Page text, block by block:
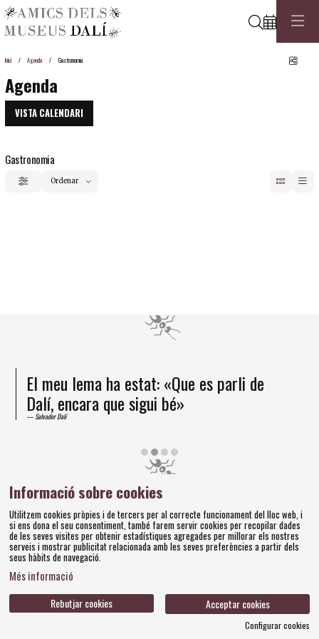
Cerca
Inici Agenda Gastronomia
Agenda
VISTA CALENDARI
Gastronomia
Filtrar Ordenar
El meu lema ha estat: «Que es parli de
Dalí, encara que sigui bé»
Salvador Dalí
Figueres
Tel. 972 677 520 |amics@fundaciodali.org
Sitemap | Avís Legal
Contacteu | Bases concursos
Informació sobre cookies
Utilitzem cookies pròpies i de tercers per al correcte funcionament del lloc web, i
si ens dona el seu consentiment, també farem servir cookies per recopilar dades
de les seves visites per obtenir estadístiques agregades per millorar els nostres
serveis i mostrar publicitat relacionada amb les seves preferències a partir dels
seus hàbits de navegació.
Més informació
Acceptar cookies
Rebutjar cookies
Configurar cookies